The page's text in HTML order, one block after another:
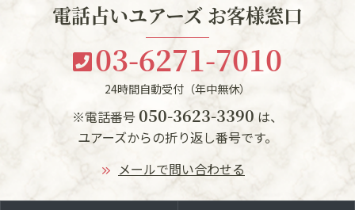
電話占いユアーズ お客様窓口
03-6271-7010
24時間自動受付（年中無休）
※電話番号 050-3623-3390 は、
ユアーズからの折り返し番号です。
メールで問い合わせる